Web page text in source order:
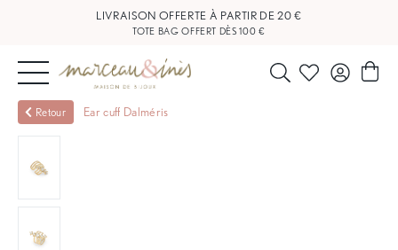
LIVRAISON OFFERTE À PARTIR DE 20 €
TOTE BAG OFFERT DÈS 100 €
NOUVEAUTÉS
OUTLET
Retour Ear cuff Dalméris